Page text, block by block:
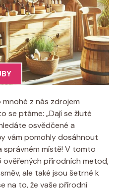
z nás zdrojem
se ptáme: „Dají se žluté
osvědčené a
vám pomohly dosáhnout
správném místě! V tomto
ověřených přírodních metod,
ale také jsou šetrné k
na to, že vaše přírodní